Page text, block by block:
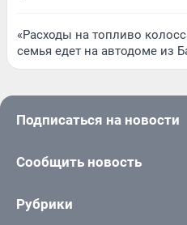
«Расходы на топливо
семья едет на автодоме из
Подписаться на новости
Сообщить новость
Рубрики